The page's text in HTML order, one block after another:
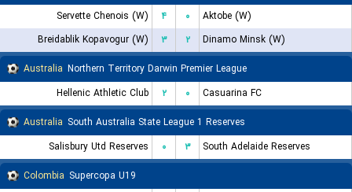
Servette Chenois (W)
۴ ۰
Aktobe (W)
Breidablik Kopavogur (W)
۳ ۲
Dinamo Minsk (W)
Australia Northern Territory Darwin Premier League
Hellenic Athletic Club
۲ ۰
Casuarina FC
Australia South Australia State League 1 Reserves
Salisbury Utd Reserves
۰ ۳
South Adelaide Reserves
Colombia Supercopa U19